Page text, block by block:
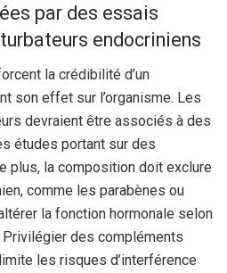
par des essais
endocriniens
la crédibilité d’un
son effet sur l’organisme. Les
devraient être associés à des
études portant sur des
plus, la composition doit exclure
comme les parabènes ou
la fonction hormonale selon
des compléments
les risques d’interférence